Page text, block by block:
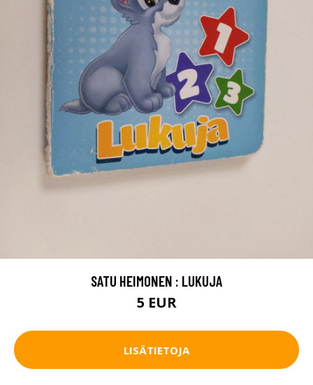
SATU HEIMONEN : LUKUJA
5 EUR
LISÄTIETOJA